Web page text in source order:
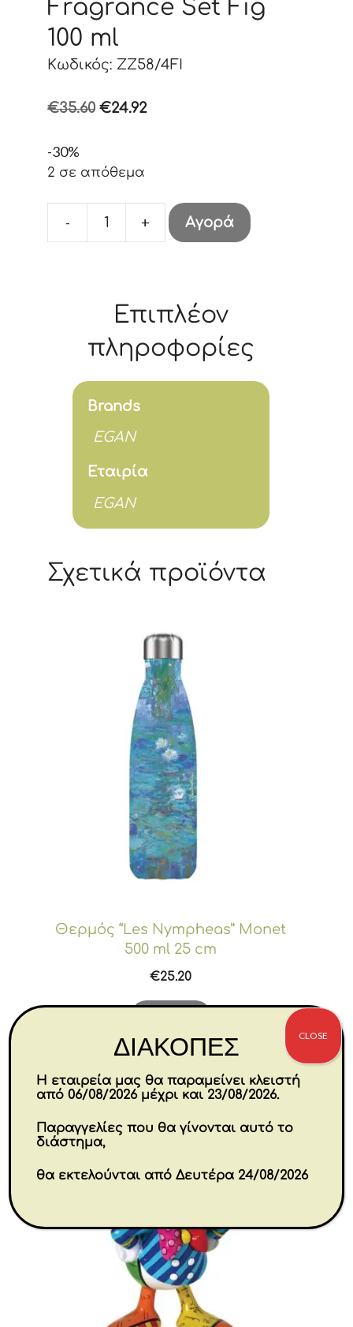
Fragrance Set Fig
100 ml
Κωδικός: ZZ58/4FI
€35.60 Original
€35.60.
€24.92Η
-30%
2 σε απόθεμα
-
Fragrance
ml
ποσότητα
+ Αγορά
Επιπλέον
πληροφορίες
Brands
EGAN
Εταιρία
EGAN
Σχετικά προϊόντα
Θερμός “Les Nympheas” Monet
500 ml 25 cm
€25.20
ΔΙΑΚΟΠΕΣ
Η εταιρεία μας θα παραμείνει κλειστή
από 06/08/2026 μέχρι και 23/08/2026.
Παραγγελίες που θα γίνονται αυτό το
διάστημα,
θα εκτελούνται από Δευτέρα 24/08/2026
CLOSE